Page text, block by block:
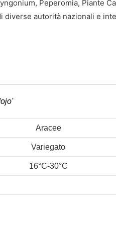
Peperomia, Piante
diverse autorità nazionali e
Aracee
Variegato
16°C-30°C